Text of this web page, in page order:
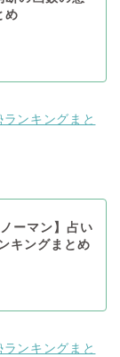
め
ンキングまと
ーマン】占い
キングまとめ
ンキングまと